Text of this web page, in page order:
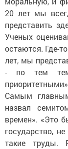
20 лет мы
представить
Ученых
остаются. Где-
лет, мы
- по тем
Самым
назвал
времен». «Это
государство,
такие труды.